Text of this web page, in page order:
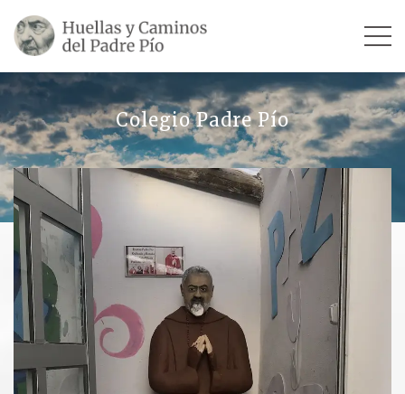
SU VIDA
TESTIMONIOS
Ver todos
Escultores
Revista «La Voz del Padre Pío»
Contar mi testimonio
Colegio Padre Pío